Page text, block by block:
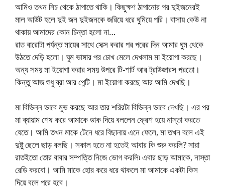
আমিও তখন নিচ থেকে ঠাপাতে থাকি। কিছুক্ষণ ঠাপানোর পর দুইজনেরই
মাল আউট হলে দুই জন দুইজনকে জরিয়ে ধরে ঘুমিয়ে পরি। বাসায় কেউ না
থাকায় আমাদের কোন চিন্তা হলো না…
রাত বারোটা পর্যন্ত মায়ের সাথে সেক্স করার পর পরের দিন আমার ঘুম থেকে
উঠতে দেড়ি হলো। ঘুম ভাঙ্গার পর চোখ মেলে দেখলাম মা ইয়োগা করছে।
অন্য সময় মা ইয়োগা করার সময় উপরে টি-শার্ট আর ট্রাউজারস পরতো।
কিন্তু আজ শুধু ব্রা আর পেন্টি। মা ইয়োগা করছে আর আমি দেখছি।
মা বিভিন্ন ভাবে মুভ করছে আর তার শরিরটা বিভিন্ন ভাবে দেখছি। এর পর
মা ব্যায়াম শেষ করে আমাকে ডাক দিয়ে বললেন ফ্রেশ হয়ে নাস্তা করতে
যেতে। আমি তখন মাকে টেনে ধরে বিছানায় এনে ফেলে, মা তখন বলে এই
দুষ্টু ছেলে ছাড় বলছি। সকাল হতে না হতেই আবার কি শুরু করলি? সারা
রাতইতো তোর বাবার সম্পত্তি নিজে ভোগ করলি৷ এবার ছাড় আমাকে, নাস্তা
রেডি করবো। আমি মাকে হোর করে ধরে থাকলে মা আমাকে একটা কিস
দিয়ে বলে পরে হবে।